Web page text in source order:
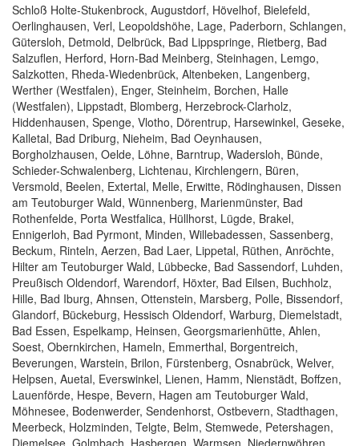
Schloß Holte-Stukenbrock, Augustdorf, Hövelhof, Bielefeld,
Oerlinghausen, Verl, Leopoldshöhe, Lage, Paderborn, Schlangen,
Gütersloh, Detmold, Delbrück, Bad Lippspringe, Rietberg, Bad
Salzuflen, Herford, Horn-Bad Meinberg, Steinhagen, Lemgo,
Salzkotten, Rheda-Wiedenbrück, Altenbeken, Langenberg,
Werther (Westfalen), Enger, Steinheim, Borchen, Halle
(Westfalen), Lippstadt, Blomberg, Herzebrock-Clarholz,
Hiddenhausen, Spenge, Vlotho, Dörentrup, Harsewinkel, Geseke,
Kalletal, Bad Driburg, Nieheim, Bad Oeynhausen,
Borgholzhausen, Oelde, Löhne, Barntrup, Wadersloh, Bünde,
Schieder-Schwalenberg, Lichtenau, Kirchlengern, Büren,
Versmold, Beelen, Extertal, Melle, Erwitte, Rödinghausen, Dissen
am Teutoburger Wald, Wünnenberg, Marienmünster, Bad
Rothenfelde, Porta Westfalica, Hüllhorst, Lügde, Brakel,
Ennigerloh, Bad Pyrmont, Minden, Willebadessen, Sassenberg,
Beckum, Rinteln, Aerzen, Bad Laer, Lippetal, Rüthen, Anröchte,
Hilter am Teutoburger Wald, Lübbecke, Bad Sassendorf, Luhden,
Preußisch Oldendorf, Warendorf, Höxter, Bad Eilsen, Buchholz,
Hille, Bad Iburg, Ahnsen, Ottenstein, Marsberg, Polle, Bissendorf,
Glandorf, Bückeburg, Hessisch Oldendorf, Warburg, Diemelstadt,
Bad Essen, Espelkamp, Heinsen, Georgsmarienhütte, Ahlen,
Soest, Obernkirchen, Hameln, Emmerthal, Borgentreich,
Beverungen, Warstein, Brilon, Fürstenberg, Osnabrück, Welver,
Helpsen, Auetal, Everswinkel, Lienen, Hamm, Nienstädt, Boffzen,
Lauenförde, Hespe, Bevern, Hagen am Teutoburger Wald,
Möhnesee, Bodenwerder, Sendenhorst, Ostbevern, Stadthagen,
Meerbeck, Holzminden, Telgte, Belm, Stemwede, Petershagen,
Diemelsee, Golmbach, Hasbergen, Warmsen, Niedernwöhren,